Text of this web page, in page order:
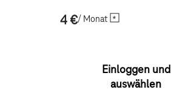
4 €/ Monat
Einloggen und
auswählen